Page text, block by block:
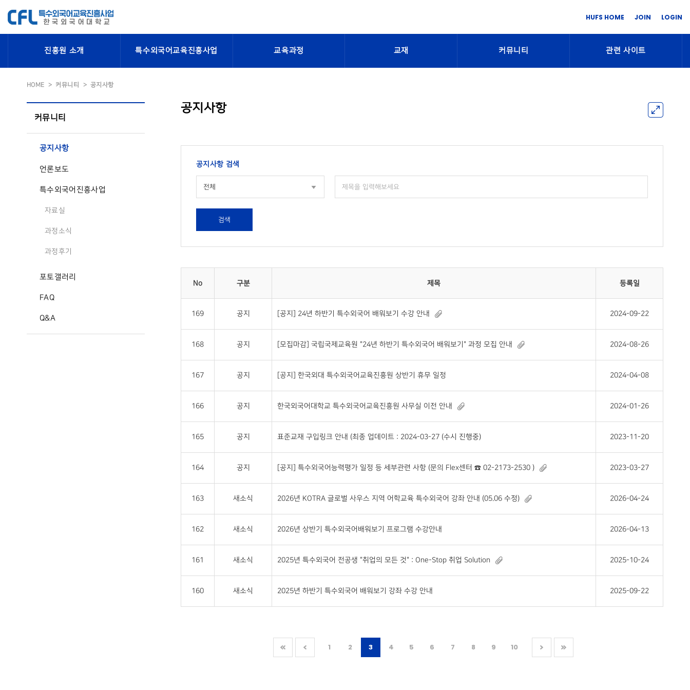
HUFS HOME JOIN LOGIN
진흥원 소개 특수외국어교육진흥사업 교육과정 교재 커뮤니티 관련 사이트
HOME 커뮤니티 공지사항
커뮤니티
공지사항
언론보도
특수외국어진흥사업
자료실
과정소식
과정후기
포토갤러리
FAQ
Q&A
공지사항
공지사항 검색
전체
검색
No 구분 제목 등록일
169 공지 [공지] 24년 하반기 특수외국어 배워보기 수강 안내 2024-09-22
168 공지 [모집마감] 국립국제교육원 "24년 하반기 특수외국어 배워보기" 과정 모집 안내 2024-08-26
167 공지 [공지] 한국외대 특수외국어교육진흥원 상반기 휴무 일정 2024-04-08
166 공지 한국외국어대학교 특수외국어교육진흥원 사무실 이전 안내 2024-01-26
165 공지 표준교재 구입링크 안내 (최종 업데이트 : 2024-03-27 (수시 진행중) 2023-11-20
164 공지 [공지] 특수외국어능력평가 일정 등 세부관련 사항 (문의 Flex센터 ☎ 02-2173-2530 ) 2023-03-27
163 새소식 2026년 KOTRA 글로벌 사우스 지역 어학교육 특수외국어 강좌 안내 (05.06 수정) 2026-04-24
162 새소식 2026년 상반기 특수외국어배워보기 프로그램 수강안내 2026-04-13
161 새소식 2025년 특수외국어 전공생 "취업의 모든 것" : One-Stop 취업 Solution 2025-10-24
160 새소식 2025년 하반기 특수외국어 배워보기 강좌 수강 안내 2025-09-22
1 2 3 4 5 6 7 8 9 10